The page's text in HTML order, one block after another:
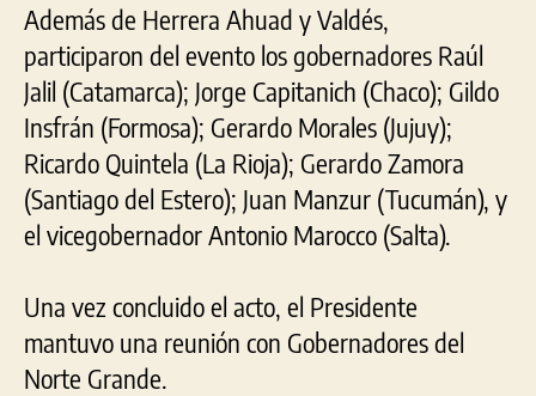
Además de Herrera Ahuad y Valdés,
participaron del evento los gobernadores Raúl
Jalil (Catamarca); Jorge Capitanich (Chaco); Gildo
Insfrán (Formosa); Gerardo Morales (Jujuy);
Ricardo Quintela (La Rioja); Gerardo Zamora
(Santiago del Estero); Juan Manzur (Tucumán), y
el vicegobernador Antonio Marocco (Salta).
Una vez concluido el acto, el Presidente
mantuvo una reunión con Gobernadores del
Norte Grande.